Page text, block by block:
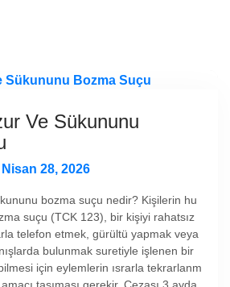
Ve Sükununu
Nisan 28, 2026
bozma suçu nedir? Kişilerin hu
suçu (TCK 123), bir kişiyi rahatsız
telefon etmek, gürültü yapmak veya
bulunmak suretiyle işlenen bir
için eylemlerin ısrarla tekrarlanm